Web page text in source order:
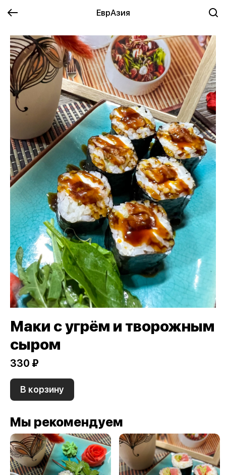
ЕврАзия
Маки с угрём и творожным
сыром
330 ₽
В корзину
Мы рекомендуем